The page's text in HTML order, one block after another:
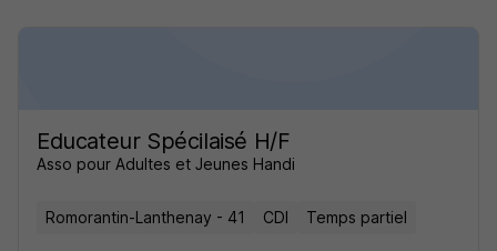
Educateur Spécilaisé H/F
Asso pour Adultes et Jeunes Handi
Romorantin-Lanthenay - 41 CDI Temps partiel